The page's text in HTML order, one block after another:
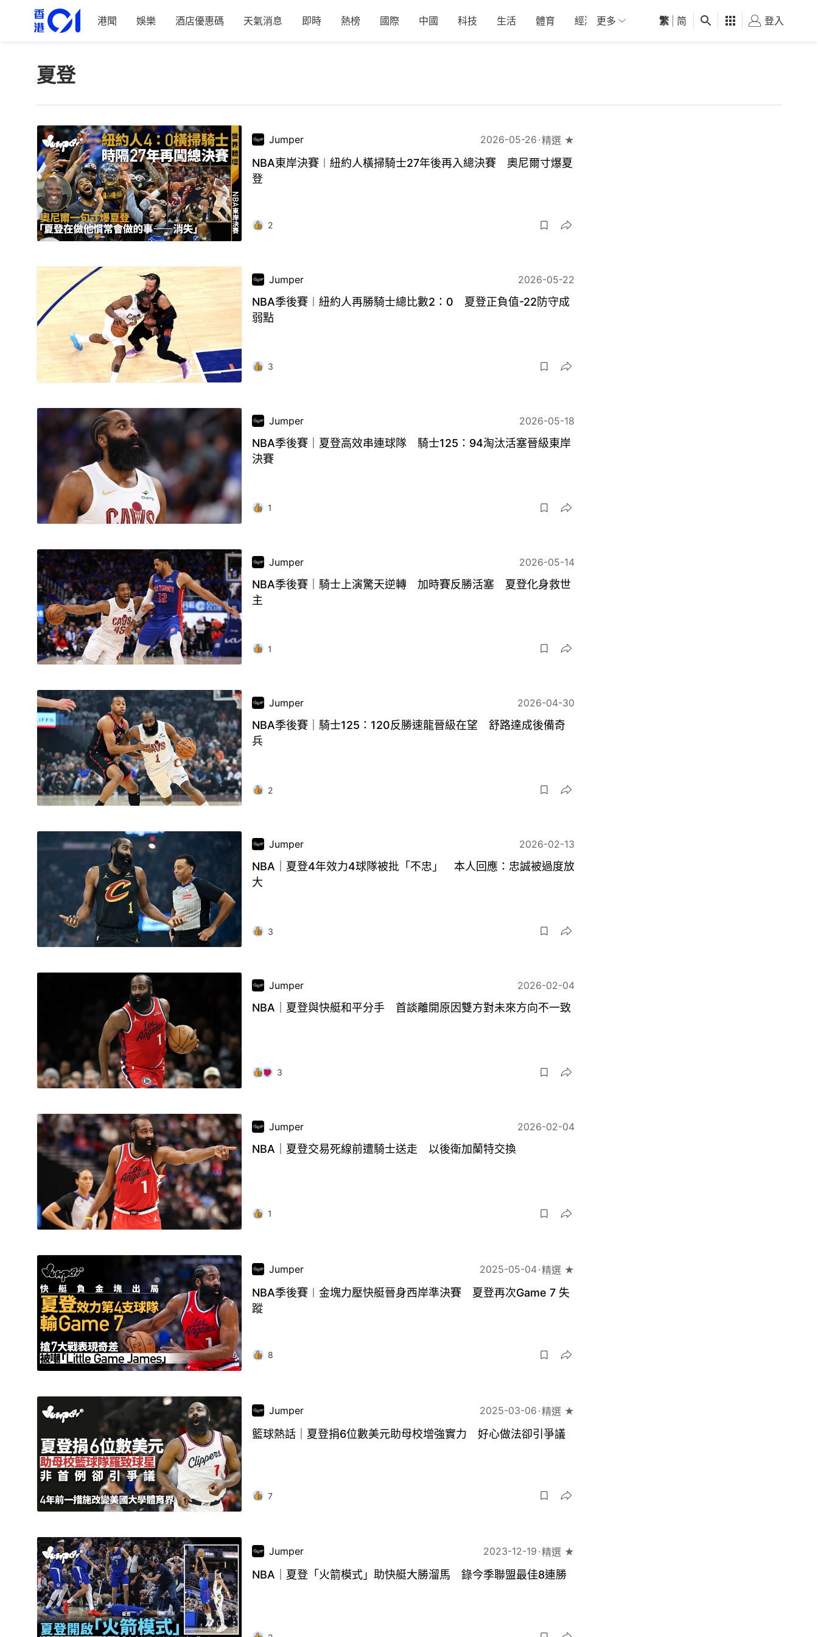
港聞 娛樂 酒店優惠碼 天氣消息 即時 熱榜 國際 中國 科技 生活 體育 經濟 01深圳 觀點 健康 好食玩飛
更多 繁 简 登入
夏登
Jumper 2026-05-26 精選 ★
NBA東岸決賽︱紐約人橫掃騎士27年後再入總決賽 奧尼爾寸爆夏
登
2
Jumper 2026-05-22
NBA季後賽︱紐約人再勝騎士總比數2：0 夏登正負值-22防守成
弱點
3
Jumper 2026-05-18
NBA季後賽｜夏登高效串連球隊 騎士125：94淘汰活塞晉級東岸
決賽
1
Jumper 2026-05-14
NBA季後賽｜騎士上演驚天逆轉 加時賽反勝活塞 夏登化身救世
主
1
Jumper 2026-04-30
NBA季後賽｜騎士125：120反勝速龍晉級在望 舒路達成後備奇
兵
2
Jumper 2026-02-13
NBA｜夏登4年效力4球隊被批「不忠」 本人回應：忠誠被過度放
大
3
Jumper 2026-02-04
NBA｜夏登與快艇和平分手 首談離開原因雙方對未來方向不一致
3
Jumper 2026-02-04
NBA｜夏登交易死線前遭騎士送走 以後衛加蘭特交換
1
Jumper 2025-05-04 精選 ★
NBA季後賽︱金塊力壓快艇晉身西岸準決賽 夏登再次Game 7 失
蹤
8
Jumper 2025-03-06 精選 ★
籃球熱話｜夏登捐6位數美元助母校增強實力 好心做法卻引爭議
7
Jumper 2023-12-19 精選 ★
NBA｜夏登「火箭模式」助快艇大勝溜馬 錄今季聯盟最佳8連勝